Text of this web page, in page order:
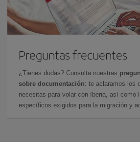
Preguntas frecuentes
¿Tienes dudas? Consulta nuestras
sobre documentación: te aclaramos los
necesitas para volar con Iberia, así como
específicos exigidos para la migración y